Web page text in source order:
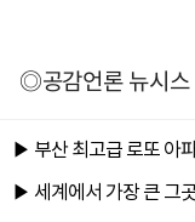
◎공감언론 뉴시스